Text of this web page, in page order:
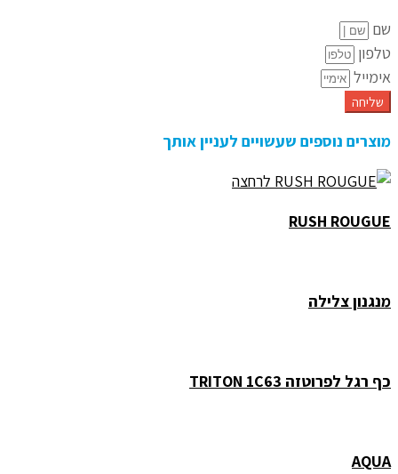
שם
טלפון
אימייל
שליחה
מוצרים נוספים שעשויים לעניין אותך
RUSH ROUGUE
מנגנון צלילה
כף רגל לפרוטזה TRITON 1C63
AQUA